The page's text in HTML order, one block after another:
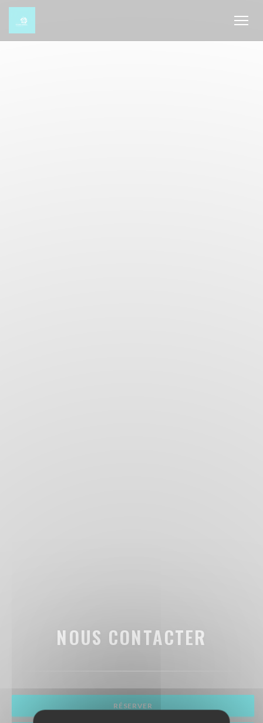
Personnalisation de vos choix en matière de cookies
NOUS CONTACTER
RÉSERVER